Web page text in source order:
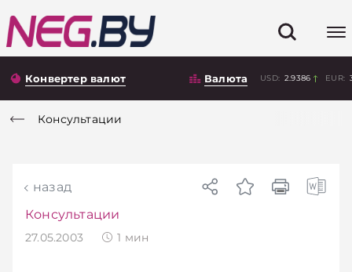
Конвертер валют Валюта USD: 2.9386 EUR:
Консультации
назад
Консультации
27.05.2003 1 мин